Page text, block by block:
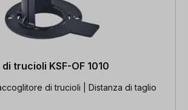
trucioli KSF-OF 1010
di trucioli | Distanza di taglio